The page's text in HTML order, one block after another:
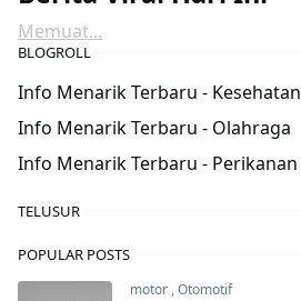
Memuat...
BLOGROLL
Info Menarik Terbaru - Kesehatan
Info Menarik Terbaru - Olahraga
Info Menarik Terbaru - Perikanan
TELUSUR
POPULAR POSTS
motor ,Otomotif